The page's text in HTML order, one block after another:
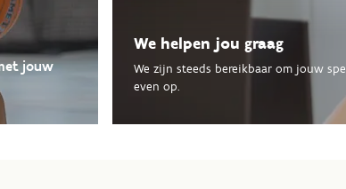
jouw
We helpen jou graag
We zijn steeds bereikbaar om jouw
even op.